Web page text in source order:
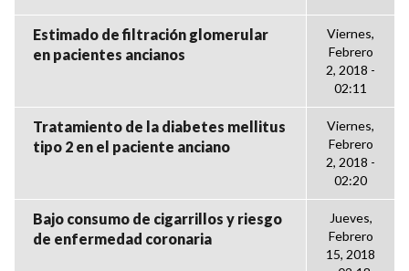
Estimado de filtración glomerular
en pacientes ancianos
Viernes,
Febrero
2, 2018 -
02:11
Tratamiento de la diabetes mellitus
tipo 2 en el paciente anciano
Viernes,
Febrero
2, 2018 -
02:20
Bajo consumo de cigarrillos y riesgo
de enfermedad coronaria
Jueves,
Febrero
15, 2018